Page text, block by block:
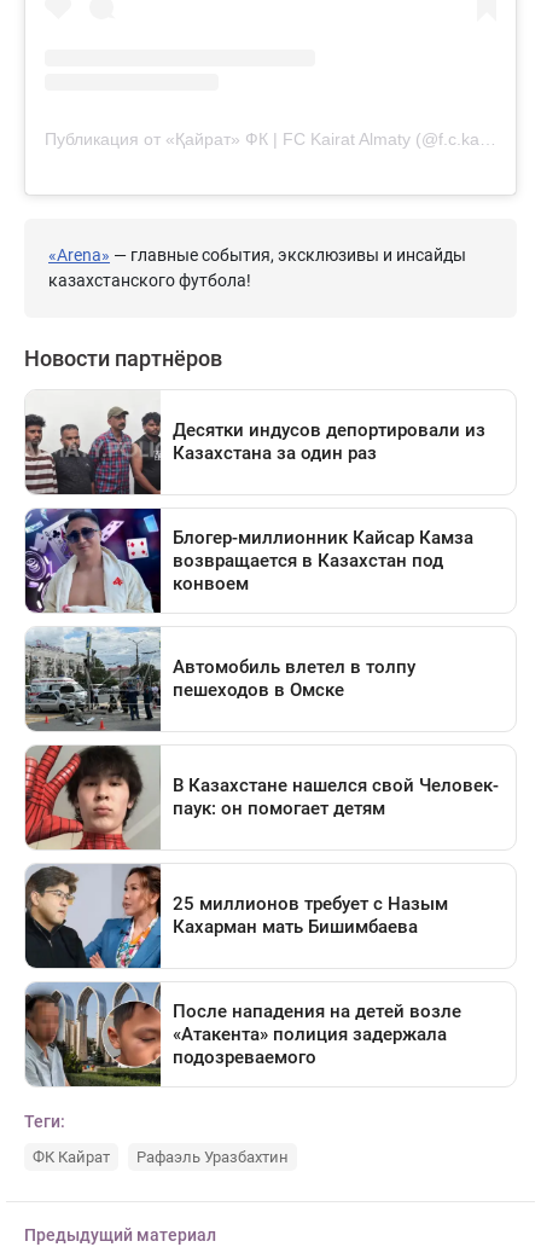
«Arena» — главные события, эксклюзивы и инсайды
казахстанского футбола!
Теги:
ФК Кайрат Рафаэль Уразбахтин
Предыдущий материал